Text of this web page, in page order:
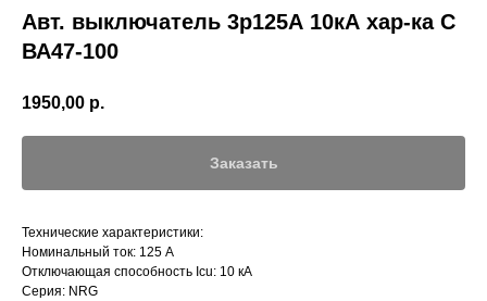
Авт. выключатель 3р125А 10кА хар-ка C
ВА47-100
1950,00 р.
Заказать
Технические характеристики:
Номинальный ток: 125 А
Отключающая способность Icu: 10 кА
Серия: NRG